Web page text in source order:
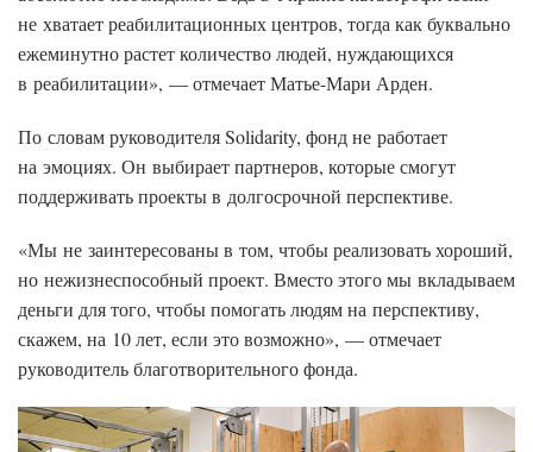
не хватает реабилитационных центров, тогда как буквально
ежеминутно растет количество людей, нуждающихся
в реабилитации», — отмечает Матье-Мари Арден.
По словам руководителя Solidarity, фонд не работает
на эмоциях. Он выбирает партнеров, которые смогут
поддерживать проекты в долгосрочной перспективе.
«Мы не заинтересованы в том, чтобы реализовать хороший,
но нежизнеспособный проект. Вместо этого мы вкладываем
деньги для того, чтобы помогать людям на перспективу,
скажем, на 10 лет, если это возможно», — отмечает
руководитель благотворительного фонда.